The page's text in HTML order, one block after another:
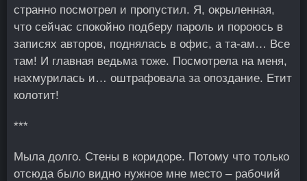
странно посмотрел и пропустил. Я, окрыленная,
что сейчас спокойно подберу пароль и пороюсь в
записях авторов, поднялась в офис, а та-ам… Все
там! И главная ведьма тоже. Посмотрела на меня,
нахмурилась и… оштрафовала за опоздание. Εтит
колотит!
***
Мыла долго. Стены в коридоре. Потому что только
отсюда было видно нужное мне место – рабочий